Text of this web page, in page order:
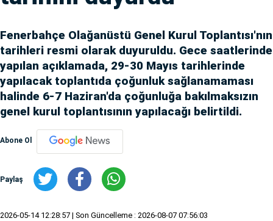
Fenerbahçe Olağanüstü Genel Kurul Toplantısı'nın
tarihleri resmi olarak duyuruldu. Gece saatlerinde
yapılan açıklamada, 29-30 Mayıs tarihlerinde
yapılacak toplantıda çoğunluk sağlanamaması
halinde 6-7 Haziran'da çoğunluğa bakılmaksızın
genel kurul toplantısının yapılacağı belirtildi.
Abone Ol
Paylaş
2026-05-14 12:28:57 | Son Güncelleme : 2026-08-07 07:56:03